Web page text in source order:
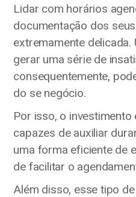
Lidar com horários
documentação dos
extremamente
gerar uma série de
consequentemente,
do se negócio.
Por isso, o
capazes de auxiliar
uma forma eficiente de
de facilitar o
Além disso, esse tipo de